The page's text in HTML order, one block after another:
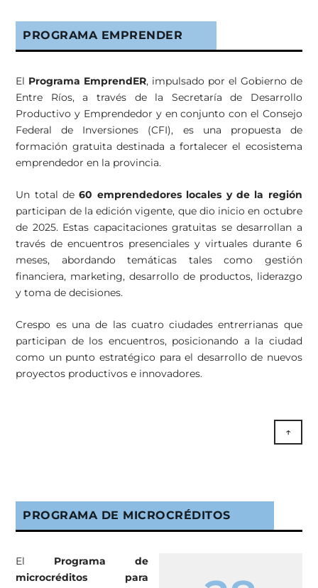
PROGRAMA EMPRENDER
El Programa EmprendER, impulsado por el Gobierno de
Entre Ríos, a través de la Secretaría de Desarrollo
Productivo y Emprendedor y en conjunto con el Consejo
Federal de Inversiones (CFI), es una propuesta de
formación gratuita destinada a fortalecer el ecosistema
emprendedor en la provincia.
Un total de60 emprendedores locales y de la región
participan de la edición vigente, que dio inicio en octubre
de 2025. Estas capacitaciones gratuitas se desarrollan a
través de encuentros presenciales y virtuales durante 6
meses, abordando temáticas tales como gestión
financiera, marketing, desarrollo de productos, liderazgo
y toma de decisiones.
Crespo es una de las cuatro ciudades entrerrianas que
participan de los encuentros, posicionando a la ciudad
como un punto estratégico para el desarrollo de nuevos
proyectos productivos e innovadores.
↑
PROGRAMA DE MICROCRÉDITOS
El Programa de
microcréditos para